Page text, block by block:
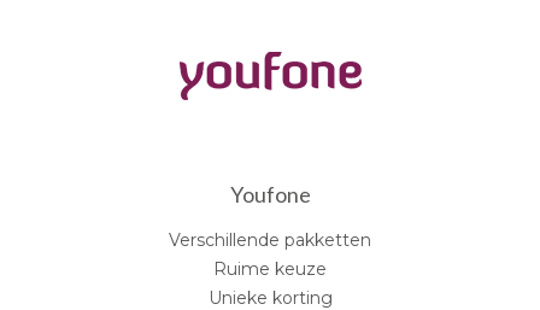
Youfone
Verschillende pakketten
Ruime keuze
Unieke korting